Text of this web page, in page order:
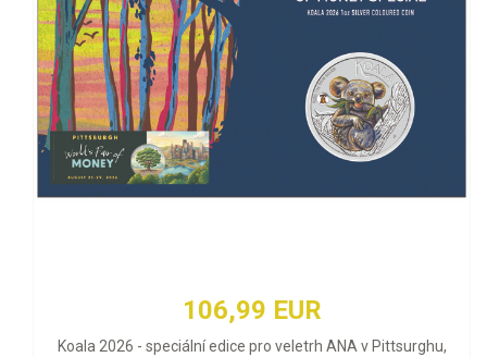
106,99 EUR
Koala 2026 - speciální edice pro veletrh ANA v Pittsurghu,